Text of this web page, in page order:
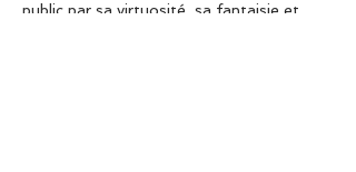
public par sa virtuosité, sa fantaisie et